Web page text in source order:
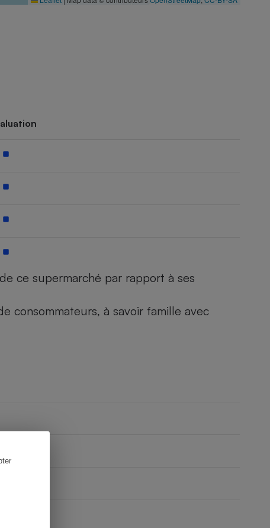
ce supermarché par rapport à ses
consommateurs, à savoir famille avec